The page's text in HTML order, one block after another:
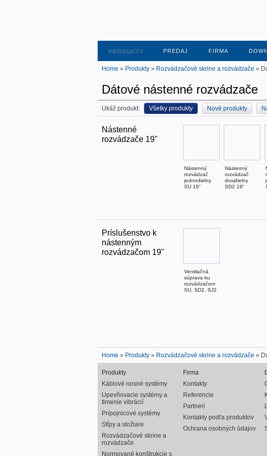
PRODUKTY PREDAJ FIRMA
Home » Produkty » Rozvádzačové skrine a rozvádzače »
Dátové nástenné rozvádzače
Ukáž produkt: Všetky produkty Nové produkty
Nástenné
rozvádzače 19"
Nástenný
rozvádzač
jednodielny
SU 19"
Nástenný
rozvádzač
dvojdielny
SD2 19"
Príslušenstvo k
nástenným
rozvádzačom 19"
Ventilačná
súprava ku
rozvádzačom
SU, SD2, SJ2
Home » Produkty » Rozvádzačové skrine a rozvádzače »
Produkty
Káblové nosné systémy
Upevňovacie systémy a
tlmenie vibrácií
Prípojnicové systémy
Stĺpy a stožiare
Rozvádzačové skrine a
rozvádzače
Normované konštrukcie s
Firma
Kontakty
Referencie
Partneri
Kontakty podľa produktov
Ochrana osobných údajov